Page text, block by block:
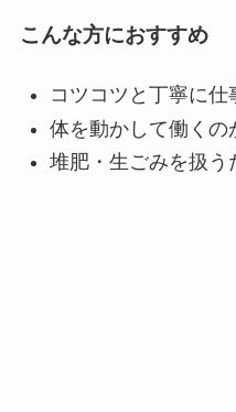
こんな方におすすめ
コツコツと丁寧に
体を動かして働くの
堆肥・生ごみを扱う